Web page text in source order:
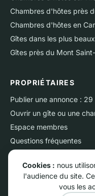
Chambres d'hôtes près
Chambres d'hôtes en
Gîtes dans les plus
Gîtes près du Mont
PROPRIÉTAIRES
Publier une annonce :
Ouvrir un gîte ou une
Espace membres
Questions fréquentes
Nous contacter
Cookies : nous
l'audience du site.
vous les